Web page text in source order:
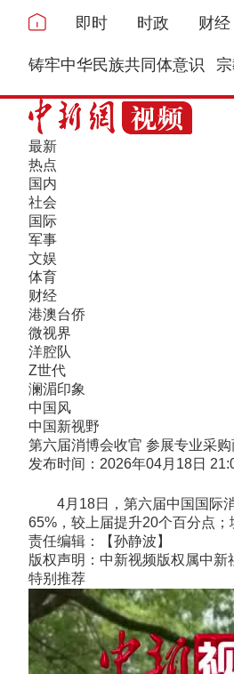
即时 时政 财经
铸牢中华民族共同体意识
最新
热点
国内
社会
国际
军事
文娱
体育
财经
港澳台侨
微视界
洋腔队
Z世代
澜湄印象
中国风
中国新视野
第六届消博会收官 参展专业采
发布时间：2026年04月18日
4月18日，第六届中国国际消
65%，较上届提升20个百分点
责任编辑：【孙静波】
版权声明：中新视频版权属中新
特别推荐